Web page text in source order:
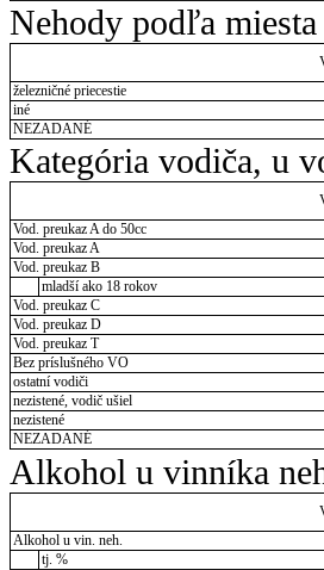
Nehody podľa
železničné priecestie
iné
NEZADANÉ
Kategória vodiča, u
Vod. preukaz A do 50cc
Vod. preukaz A
Vod. preukaz B
mladší ako 18 rokov
Vod. preukaz C
Vod. preukaz D
Vod. preukaz T
Bez príslušného VO
ostatní vodiči
nezistené, vodič ušiel
nezistené
NEZADANÉ
Alkohol u vinníka
Alkohol u vin. neh.
tj. %